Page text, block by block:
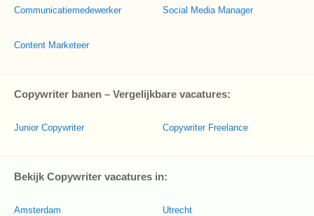
Communicatiemedewerker
Content Marketeer
Social Media Manager
Copywriter banen – Vergelijkbare vacatures:
Junior Copywriter Copywriter Freelance
Bekijk Copywriter vacatures in:
Amsterdam Utrecht